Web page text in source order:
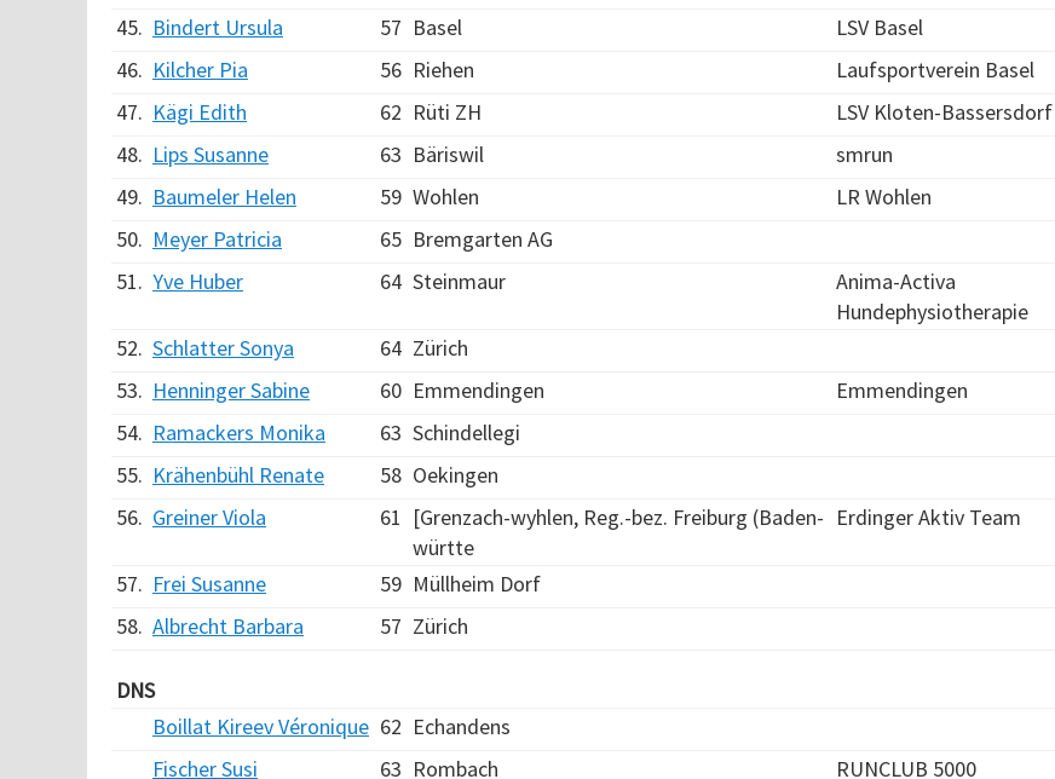
45. Bindert Ursula 57 Basel LSV Basel
46. Kilcher Pia 56 Riehen Laufsportverein Basel
47. Kägi Edith 62 Rüti ZH LSV Kloten-Bassersdorf
48. Lips Susanne 63 Bäriswil smrun
49. Baumeler Helen 59 Wohlen LR Wohlen
50. Meyer Patricia 65 Bremgarten AG
51. Yve Huber 64 Steinmaur
Anima-Activa
Hundephysiotherapie
52. Schlatter Sonya 64 Zürich
53. Henninger Sabine 60 Emmendingen Emmendingen
54. Ramackers Monika 63 Schindellegi
55. Krähenbühl Renate 58 Oekingen
56. Greiner Viola 61 [Grenzach-wyhlen, Reg.-bez. Freiburg (Baden-
württe
Erdinger Aktiv Team
57. Frei Susanne 59 Müllheim Dorf
58. Albrecht Barbara 57 Zürich
DNS
Boillat Kireev Véronique 62 Echandens
Fischer Susi
63 Rombach RUNCLUB 5000